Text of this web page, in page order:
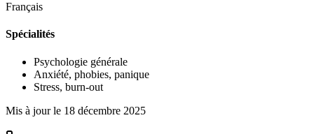
Français
Spécialités
Psychologie générale
Anxiété, phobies, panique
Stress, burn-out
Mis à jour le 18 décembre 2025